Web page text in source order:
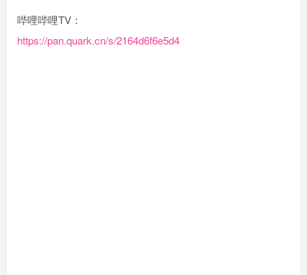
哔哩哔哩TV：
https://pan.quark.cn/s/2164d6f6e5d4